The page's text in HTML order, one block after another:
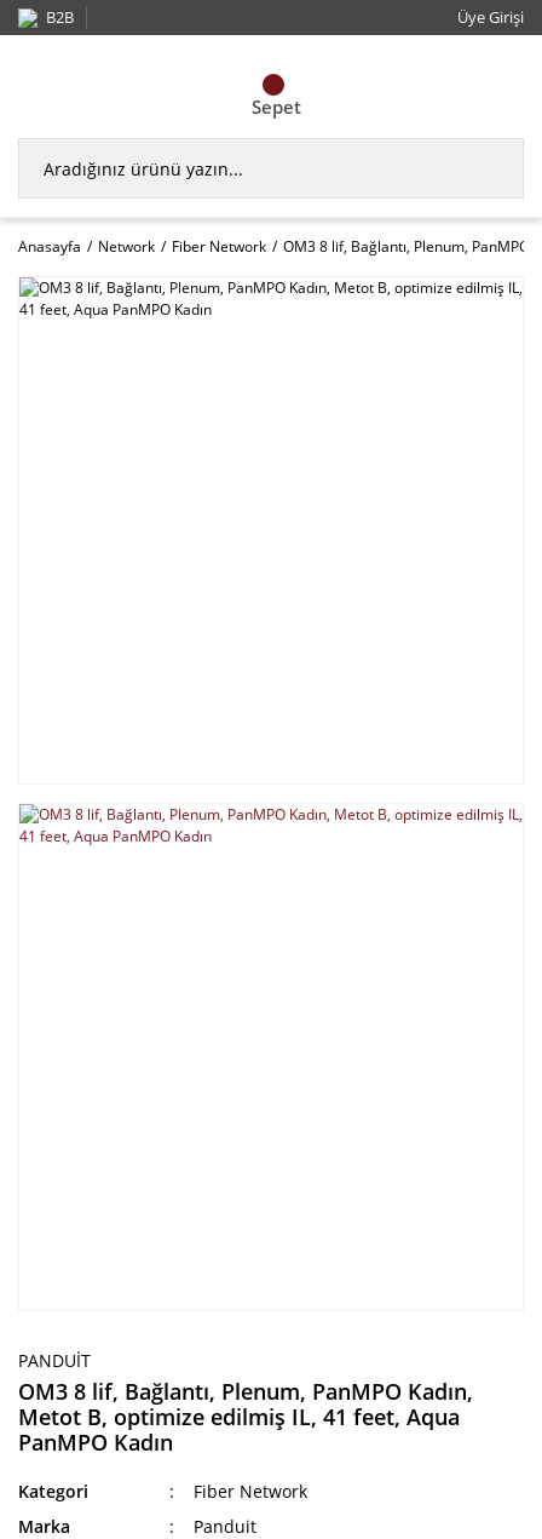
B2B Üye Girişi
Sepet
Anasayfa Network Fiber Network OM3 8 lif, Bağlantı, Plenum, PanMPO
PANDUIT
OM3 8 lif, Bağlantı, Plenum, PanMPO Kadın,
Metot B, optimize edilmiş IL, 41 feet, Aqua
PanMPO Kadın
Kategori
Fiber Network
Marka
Panduit